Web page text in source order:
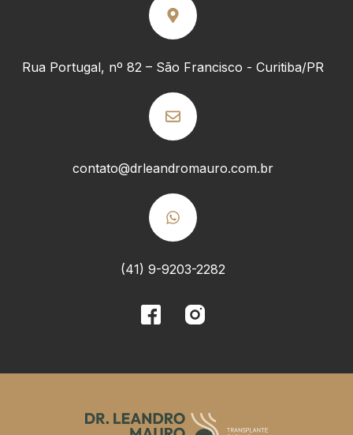
Rua Portugal, nº 82 – São Francisco - Curitiba/PR
contato@drleandromauro.com.br
(41) 9-9203-2282